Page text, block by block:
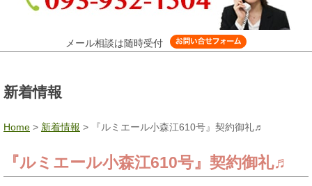
メール相談は随時受付
新着情報
Home > 新着情報 > 『ルミエール小森江610号』契約御礼♬
『ルミエール小森江610号』契約御礼♬